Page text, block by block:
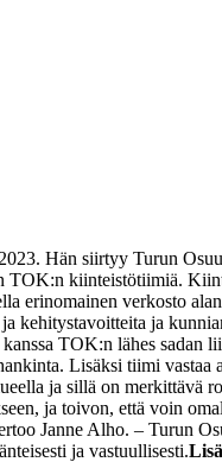
Hän siirtyy Turun
TOK:n kiinteistötiimiä.
erinomainen verkosto
kehitystavoitteita ja
TOK:n lähes
Lisäksi tiimi vastaa
ja sillä on merkittävä
ja toivon, että voin
Janne Alho. – Turun
ja vastuullisesti.